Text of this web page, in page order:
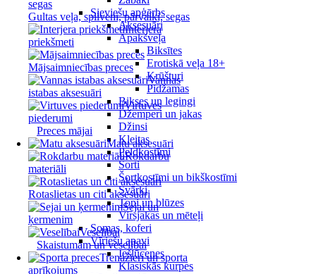
Gultas veļa, spilveni, pārvalki, segas
Interjera
priekšmeti
Mājsaimniecības preces
Vannas
istabas aksesuāri
Virtuves
piederumi
Preces mājai
Matu aksesuāri
Rokdarbu
materiāli
Rotaslietas un citi aksesuāri
Sejai un
ķermenim
Veselībai
Skaistumam un veselībai
Trenažieri un sporta
aprīkojums
Sieviešu apģērbs
Aksesuāri
Apakšveļa
Biksītes
Erotiskā veļa 18+
Krūšturi
Pidžamas
Bikses un legingi
Džemperi un jakas
Džinsi
Kleitas
Peldkostīmi
Šorti
Šortkostīmi un bikškostīmi
Svārki
Topi un blūzes
Virsjakas un mēteļi
Somas, koferi
Vīriešu apavi
Iešļūcenes
Klasiskās kurpes